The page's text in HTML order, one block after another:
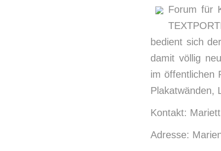
Forum für
bedient sich
damit völlig
im öffentlichen
Plakatwänden,
Kontakt:
Adresse: